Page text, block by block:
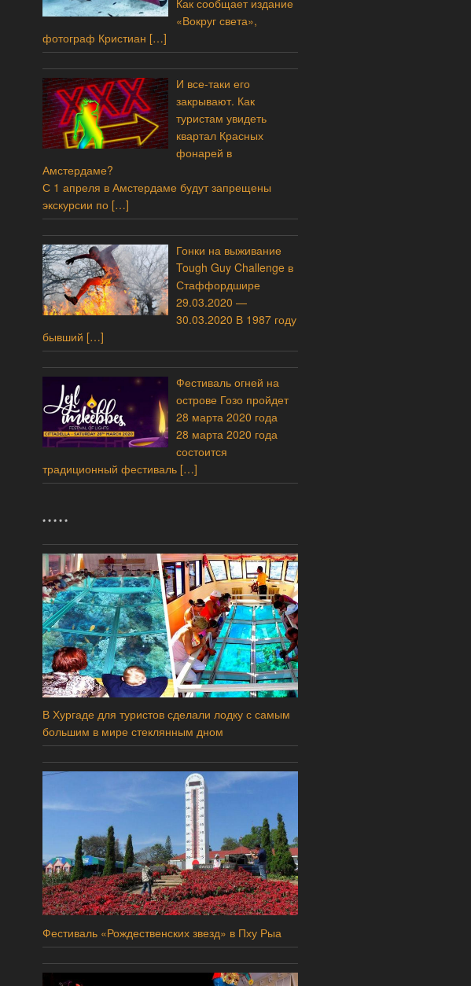
«Вокруг света»,
фотограф Кристиан […]
И все-таки его
закрывают. Как
туристам увидеть
квартал Красных
фонарей в
Амстердаме?
С 1 апреля в Амстердаме будут запрещены
экскурсии по […]
Гонки на выживание
Tough Guy Challenge в
Стаффордшире
29.03.2020 —
30.03.2020 В 1987 году
бывший […]
Фестиваль огней на
острове Гозо пройдет
28 марта 2020 года
28 марта 2020 года
состоится
традиционный фестиваль […]
* * * * *
В Хургаде для туристов сделали лодку с самым
большим в мире стеклянным дном
Фестиваль «Рождественских звезд» в Пху Рыа